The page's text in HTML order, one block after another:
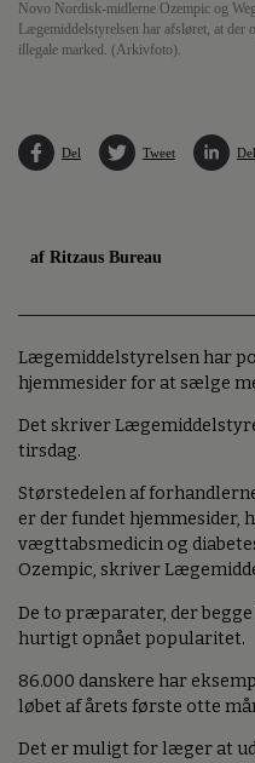
Novo Nordisk-midlerne Ozempic og
Lægemiddelstyrelsen har afsløret, at der
illegale marked. (Arkivfoto).
Del Tweet Del
af Ritzaus Bureau
Lægemiddelstyrelsen har
hjemmesider for at sælge
Det skriver
tirsdag.
Størstedelen af
er der fundet hjemmesider,
vægttabsmedicin og
Ozempic, skriver
De to præparater, der
hurtigt opnået popularitet.
86.000 danskere har
løbet af årets første otte
Det er muligt for læger at